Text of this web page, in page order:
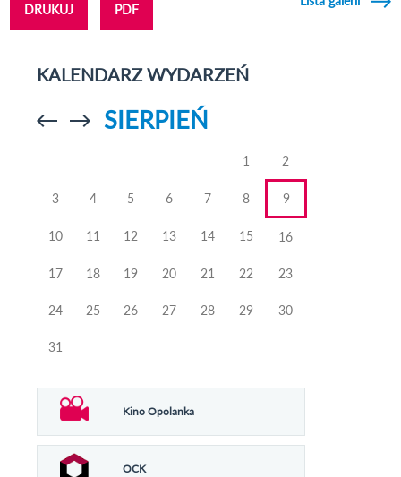
DRUKUJ PDF
KALENDARZ WYDARZEŃ
Przejdź doPrzejdź do
SIERPIEŃ
1 2
3 4 5 6 7 8 9
10 11 12 13 14 15 16
17 18 19 20 21 22 23
24 25 26 27 28 29 30
31
Kino Opolanka
OCK